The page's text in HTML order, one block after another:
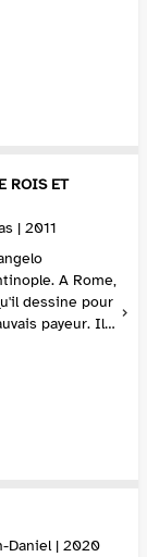
ROIS ET
| 2011
A Rome,
dessine pour
payeur. Il
Daniel | 2020